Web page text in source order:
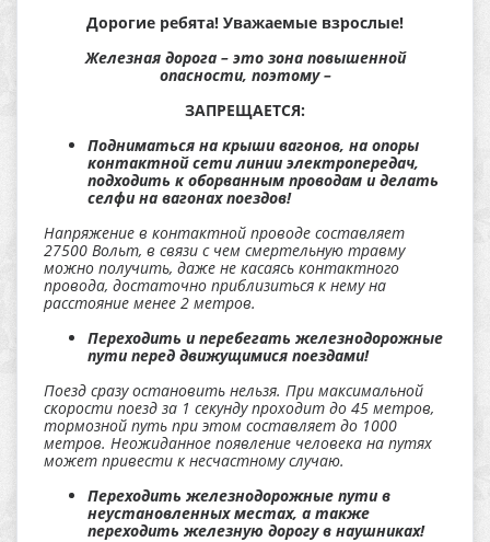
Дорогие ребята! Уважаемые взрослые!
Железная дорога – это зона повышенной
опасности, поэтому –
ЗАПРЕЩАЕТСЯ:
Подниматься на крыши вагонов, на опоры
контактной сети линии электропередач,
подходить к оборванным проводам и делать
селфи на вагонах поездов!
Напряжение в контактной проводе составляет
27500 Вольт, в связи с чем смертельную травму
можно получить, даже не касаясь контактного
провода, достаточно приблизиться к нему на
расстояние менее 2 метров.
Переходить и перебегать железнодорожные
пути перед движущимися поездами!
Поезд сразу остановить нельзя. При максимальной
скорости поезд за 1 секунду проходит до 45 метров,
тормозной путь при этом составляет до 1000
метров. Неожиданное появление человека на путях
может привести к несчастному случаю.
Переходить железнодорожные пути в
неустановленных местах, а также
переходить железную дорогу в наушниках!